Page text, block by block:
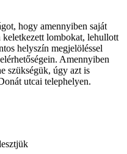
hogy amennyiben saját
lombokat, lehullott
helyszín megjelöléssel
Amennyiben
szükségük, úgy azt is
utcai telephelyen.